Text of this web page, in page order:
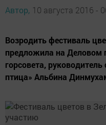
Автор, 10 августа 2016 -
Возродить фестиваль
предложила на Деловом
горсовета,
птица» Альбина